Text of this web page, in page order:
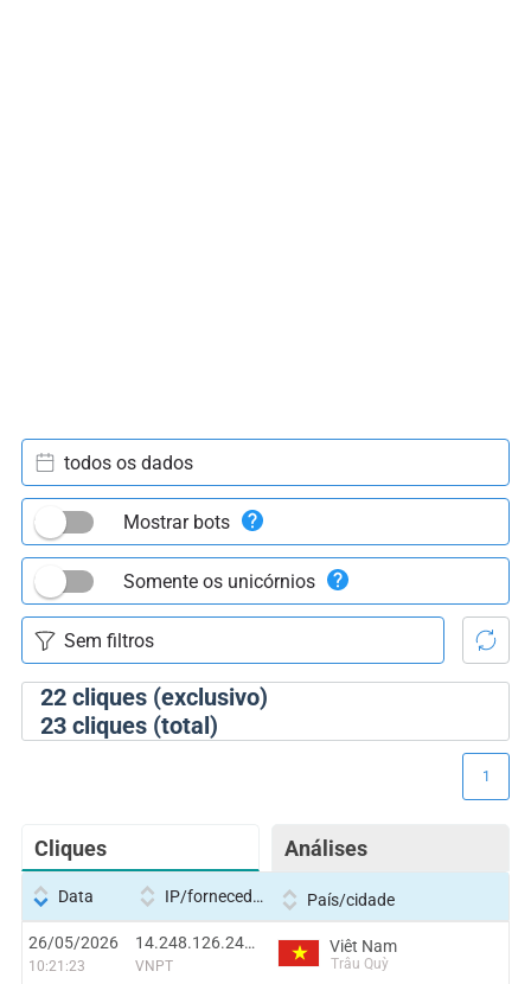
22cliques (exclusivo)
23cliques (total)
todos os dados
Mostrar bots
Somente os unicórnios
Cliques Análises
1
Data IP/fornecedor País/cidade
26/05/2026
10:21:23
14.248.126.247:47635
VNPT
Viêt Nam
Trâu Quỳ